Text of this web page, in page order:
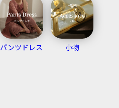
パンツドレス 小物